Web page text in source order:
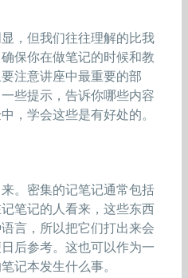
，但我们往往理解的比我
保你在做笔记的时候和教
注意讲座中最重要的部
些提示，告诉你哪些内容
，学会这些是有好处的。
。密集的记笔记通常包括
笔记的人看来，这些东西
言，所以把它们打出来会
后参考。这也可以作为一
记本发生什么事。